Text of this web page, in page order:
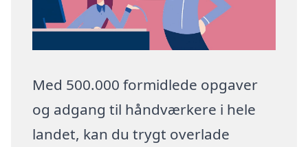
Med 500.000 formidlede opgaver
og adgang til håndværkere i hele
landet, kan du trygt overlade